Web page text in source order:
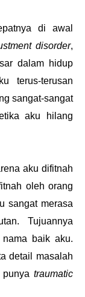
di awal
disorder,
dalam hidup
terus-terusan
sangat-sangat
aku hilang
aku difitnah
oleh orang
sangat merasa
Tujuannya
nama baik aku.
detail masalah
traumatic